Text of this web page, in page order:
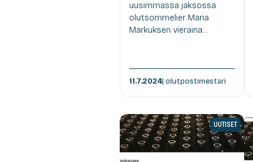
uusimmassa jaksossa
olutsommelier Maria
Markuksen vieraina...
11.7.2024| olutpostimestari
UUTISET